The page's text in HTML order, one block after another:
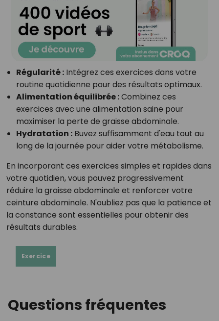
Régularité :Intégrez ces exercices dans votre
routine quotidienne pour des résultats optimaux.
Alimentation équilibrée :Combinez ces
exercices avec une alimentation saine pour
maximiser la perte de graisse abdominale.
Hydratation :Buvez suffisamment d'eau tout au
long de la journée pour aider votre métabolisme.
En incorporant ces exercices simples et rapides dans
votre quotidien, vous pouvez progressivement
réduire la graisse abdominale et renforcer votre
ceinture abdominale. N'oubliez pas que la patience et
la constance sont essentielles pour obtenir des
résultats durables.
Exercice
Questions fréquentes